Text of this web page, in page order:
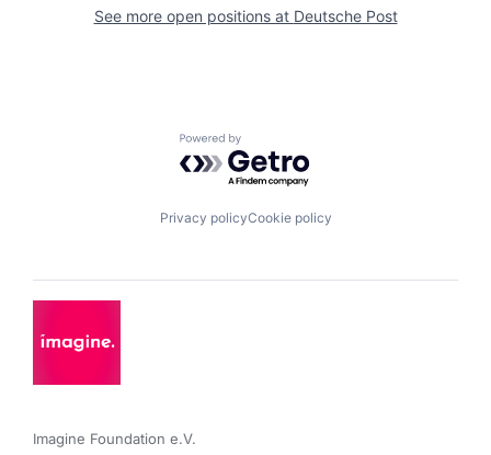
See more open positions at Deutsche Post
Powered by Getro.com
Privacy policyCookie policy
Imagine Foundation e.V.